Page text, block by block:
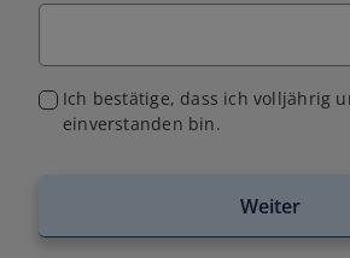
Ich bestätige, dass ich volljährig
einverstanden bin.
Weiter